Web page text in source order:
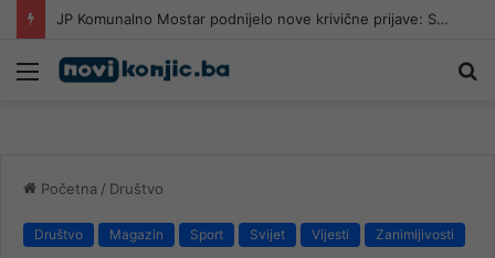
JP Komunalno Mostar podnijelo nove krivične prijave: Sumnjaju na lažno predstavljanje sindikata
Meni
Početna / Društvo
Društvo Magazin Sport Svijet Vijesti Zanimljivosti